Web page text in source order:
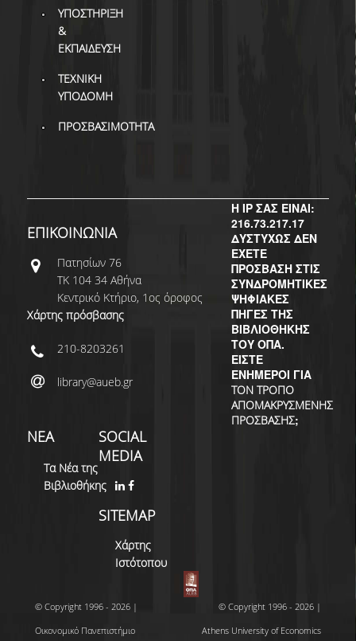
ΥΠΟΣΤΗΡΙΞΗ
&
ΕΚΠΑΙΔΕΥΣΗ
ΤΕΧΝΙΚΗ
ΥΠΟΔΟΜΗ
ΠΡΟΣΒΑΣΙΜΟΤΗΤΑ
Η IP ΣΑΣ ΕΙΝΑΙ:
216.73.217.17
ΔΥΣΤΥΧΩΣ ΔΕΝ
ΕΧΕΤΕ
ΠΡΟΣΒΑΣΗ ΣΤΙΣ
ΣΥΝΔΡΟΜΗΤΙΚΕΣ
ΨΗΦΙΑΚΕΣ
ΠΗΓΕΣ ΤΗΣ
ΒΙΒΛΙΟΘΗΚΗΣ
ΤΟΥ ΟΠΑ.
ΕΙΣΤΕ
ΕΝΗΜΕΡΟΙ ΓΙΑ
ΤΟΝ ΤΡΟΠΟ
ΑΠΟΜΑΚΡΥΣΜΕΝΗΣ
ΠΡΟΣΒΑΣΗΣ;
ΕΠΙΚΟΙΝΩΝΙΑ
Πατησίων 76
ΤΚ 104 34 Αθήνα
Κεντρικό Κτήριο, 1ος όροφος
Χάρτης πρόσβασης
210-8203261
library@aueb.gr
ΝΕΑ
Τα Νέα της
Βιβλιοθήκης
SOCIAL
MEDIA
SITEMAP
Χάρτης
Ιστότοπου
© Copyright 1996 - 2026 |
Οικονομικό Πανεπιστήμιο
© Copyright 1996 - 2026 |
Athens University of Economics